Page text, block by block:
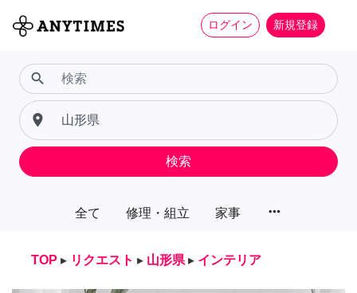
ログイン 新規登録
全て 修理・組立 家事 more_horiz
search
place
検索
TOP ▸ リクエスト ▸ 山形県 ▸ インテリア